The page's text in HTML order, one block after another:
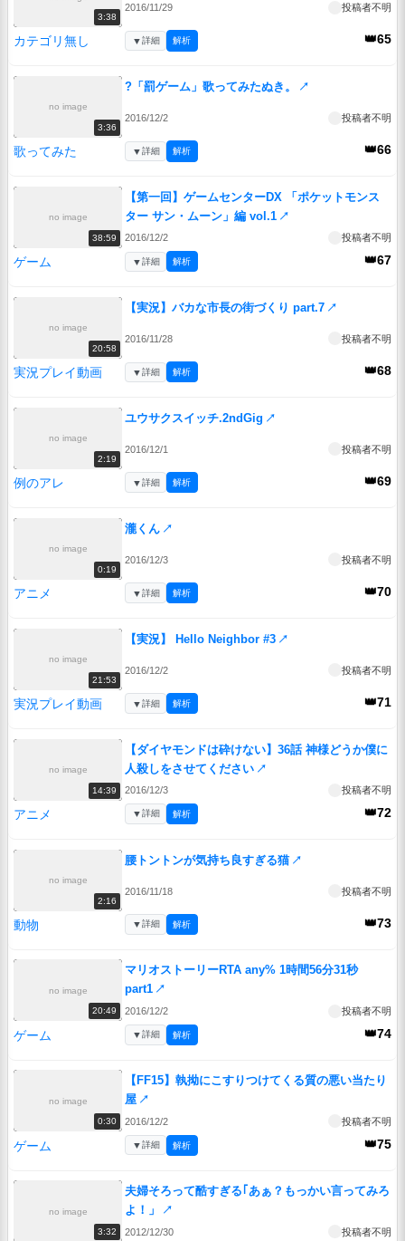
3:38
2016/11/29 投稿者不明
カテゴリ無し 👑65
▼詳細 解析
no image
3:36
?「罰ゲーム」歌ってみたぬき。 ↗
2016/12/2 投稿者不明
歌ってみた 👑66
▼詳細 解析
no image
38:59
【第一回】ゲームセンターDX 「ポケットモンス
ター サン・ムーン」編 vol.1 ↗
2016/12/2 投稿者不明
ゲーム 👑67
▼詳細 解析
no image
20:58
【実況】バカな市長の街づくり part.7 ↗
2016/11/28 投稿者不明
実況プレイ動画 👑68
▼詳細 解析
no image
2:19
ユウサクスイッチ.2ndGig ↗
2016/12/1 投稿者不明
例のアレ 👑69
▼詳細 解析
no image
0:19
瀧くん ↗
2016/12/3 投稿者不明
アニメ 👑70
▼詳細 解析
no image
21:53
【実況】 Hello Neighbor #3 ↗
2016/12/2 投稿者不明
実況プレイ動画 👑71
▼詳細 解析
no image
14:39
【ダイヤモンドは砕けない】36話 神様どうか僕に
人殺しをさせてください ↗
2016/12/3 投稿者不明
アニメ 👑72
▼詳細 解析
no image
2:16
腰トントンが気持ち良すぎる猫 ↗
2016/11/18 投稿者不明
動物 👑73
▼詳細 解析
no image
20:49
マリオストーリーRTA any% 1時間56分31秒
part1 ↗
2016/12/2 投稿者不明
ゲーム 👑74
▼詳細 解析
no image
0:30
【FF15】執拗にこすりつけてくる質の悪い当たり
屋 ↗
2016/12/2 投稿者不明
ゲーム 👑75
▼詳細 解析
no image
3:32
夫婦そろって酷すぎる｢あぁ？もっかい言ってみろ
よ！」
↗
2012/12/30 投稿者不明